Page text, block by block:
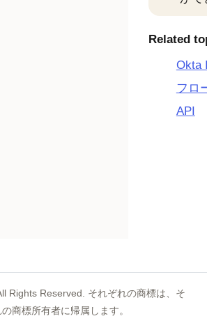
Related
Okta
フロ
API
Rights Reserved. それぞれの商標は、そ
商標所有者に帰属します。